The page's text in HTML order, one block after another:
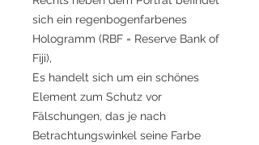
sich ein regenbogenfarbenes
Hologramm (RBF = Reserve Bank of
Fiji),
Es handelt sich um ein schönes
Element zum Schutz vor
Fälschungen, das je nach
Betrachtungswinkel seine Farbe